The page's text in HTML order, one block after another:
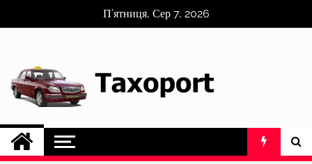
П’ятниця, Сер 7, 2026